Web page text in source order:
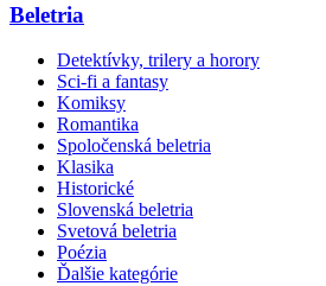
Beletria
Detektívky, trilery a horory
Sci-fi a fantasy
Komiksy
Romantika
Spoločenská beletria
Klasika
Historické
Slovenská beletria
Svetová beletria
Poézia
Ďalšie kategórie